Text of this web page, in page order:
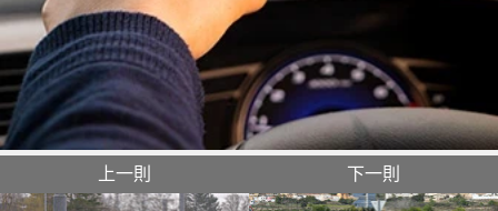
上一則 下一則